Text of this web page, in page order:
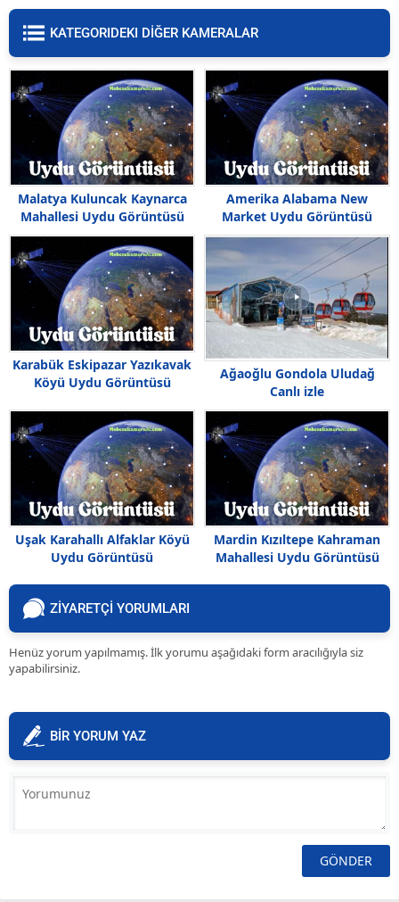
KATEGORIDEKI DİĞER KAMERALAR
Malatya Kuluncak Kaynarca
Mahallesi Uydu Görüntüsü
Haritası
Amerika Alabama New
Market Uydu Görüntüsü
Haritası
Karabük Eskipazar Yazıkavak
Köyü Uydu Görüntüsü
Ağaoğlu Gondola Uludağ
Canlı izle
Uşak Karahallı Alfaklar Köyü
Uydu Görüntüsü
Mardin Kızıltepe Kahraman
Mahallesi Uydu Görüntüsü
ZİYARETÇİ YORUMLARI
Henüz yorum yapılmamış. İlk yorumu aşağıdaki form aracılığıyla siz
yapabilirsiniz.
BİR YORUM YAZ